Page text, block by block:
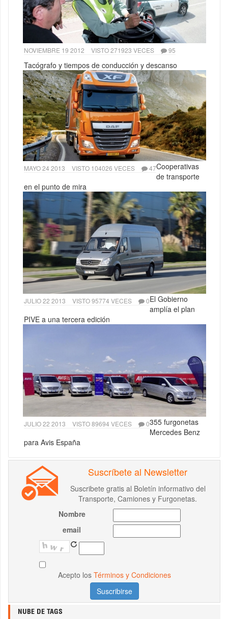
NOVIEMBRE 19 2012 VISTO 271923 VECES 95
Tacógrafo y tiempos de conducción y descanso
MAYO 24 2013 VISTO 104026 VECES 47Cooperativas
de transporte
en el punto de mira
JULIO 22 2013 VISTO 95774 VECES 0El Gobierno
amplía el plan
PIVE a una tercera edición
JULIO 22 2013 VISTO 89694 VECES 0355 furgonetas
Mercedes Benz
para Avis España
Suscríbete al Newsletter
Suscribete gratis al Boletín informativo del
Transporte, Camiones y Furgonetas.
Nombre
email
Acepto los Términos y Condiciones
NUBE DE TAGS